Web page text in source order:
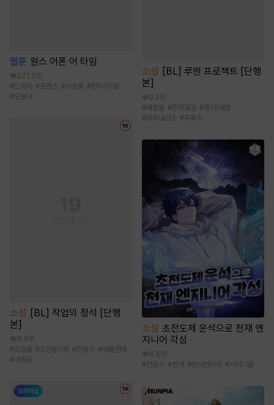
웹툰 원스 어폰 어 타임
271.5만
#드라마 #로맨스 #서양풍 # 판타지/SF
#모솔녀
소설 [BL] 작업의 정석 [단행
본]
8.6천
#삽질물 #3인칭시점 #잔망수 #배틀연애
#까칠공
소설 [BL] 루멘 프로젝트 [단행
본]
2.2만
#애절물 #존댓말공 #정치/재벌
#외유내강수 #유혹수
소설 초전도체 운석으로 천재 엔
지니어 각성
6.6만
#전문직 #천재 #현대판타지 #사이다물